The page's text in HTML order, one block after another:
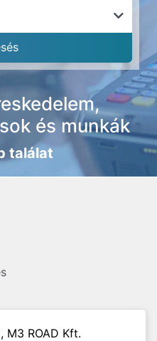
és munkák
találat
M3 ROAD Kft.